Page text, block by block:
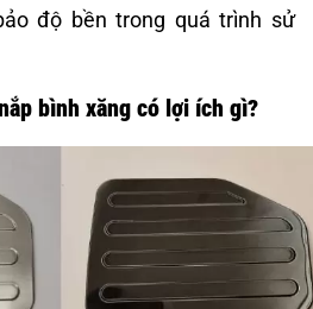
độ bền trong quá trình sử
bình xăng có lợi ích gì?